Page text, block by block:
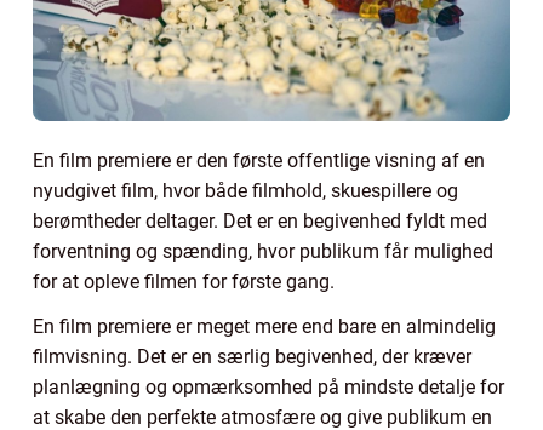
En film premiere er den første offentlige visning af en
nyudgivet film, hvor både filmhold, skuespillere og
berømtheder deltager. Det er en begivenhed fyldt med
forventning og spænding, hvor publikum får mulighed
for at opleve filmen for første gang.
En film premiere er meget mere end bare en almindelig
filmvisning. Det er en særlig begivenhed, der kræver
planlægning og opmærksomhed på mindste detalje for
at skabe den perfekte atmosfære og give publikum en